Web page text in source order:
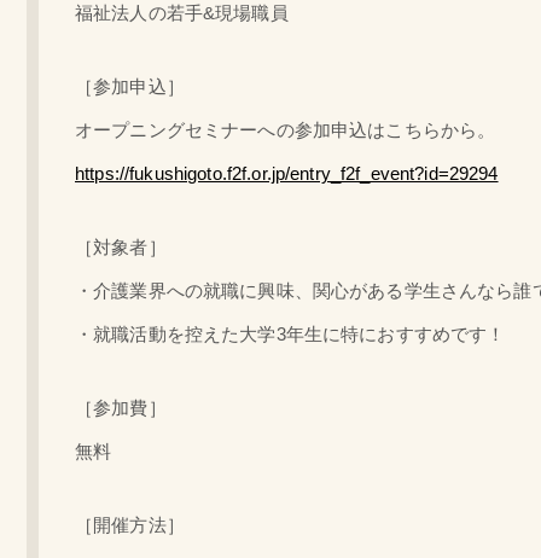
福祉法人の若手&現場職員
［参加申込］
オープニングセミナーへの参加申込はこちらから。
https://fukushigoto.f2f.or.jp/entry_f2f_event?id=29294
［対象者］
・介護業界への就職に興味、関心がある学生さんなら誰
・就職活動を控えた大学3年生に特におすすめです！
［参加費］
無料
［開催方法］